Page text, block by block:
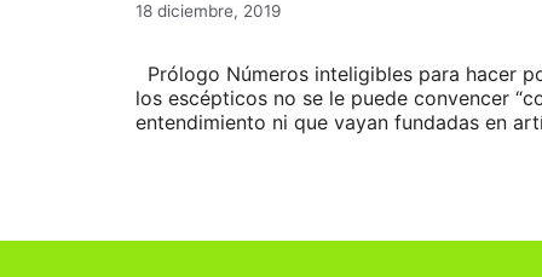
18 diciembre, 2019
Prólogo Números inteligibles para hacer
los escépticos no se le puede convencer
entendimiento ni que vayan fundadas en